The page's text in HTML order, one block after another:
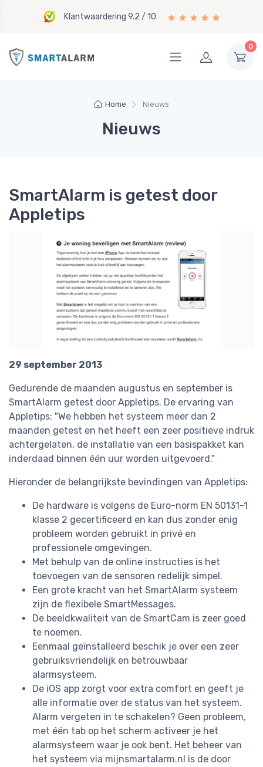
Klantwaardering 9.2 / 10
0
Home Nieuws
Nieuws
SmartAlarm is getest door
Appletips
29 september 2013
Gedurende de maanden augustus en september is
SmartAlarm getest door Appletips. De ervaring van
Appletips: "We hebben het systeem meer dan 2
maanden getest en het heeft een zeer positieve indruk
achtergelaten, de installatie van een basispakket kan
inderdaad binnen één uur worden uitgevoerd."
Hieronder de belangrijkste bevindingen van Appletips:
De hardware is volgens de Euro-norm EN 50131-1
klasse 2 gecertificeerd en kan dus zonder enig
probleem worden gebruikt in privé en
professionele omgevingen.
Met behulp van de online instructies is het
toevoegen van de sensoren redelijk simpel.
Een grote kracht van het SmartAlarm systeem
zijn de flexibele SmartMessages.
De beeldkwaliteit van de SmartCam is zeer goed
te noemen.
Eenmaal geïnstalleerd beschik je over een zeer
gebruiksvriendelijk en betrouwbaar
alarmsysteem.
De iOS app zorgt voor extra comfort en geeft je
alle informatie over de status van het systeem.
Alarm vergeten in te schakelen? Geen probleem,
met één tab op het scherm activeer je het
alarmsysteem waar je ook bent. Het beheer van
het systeem via mijnsmartalarm.nl is de door